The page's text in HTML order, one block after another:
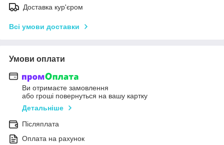
Доставка кур'єром
Всі умови доставки
Умови оплати
Ви отримаєте замовлення
або гроші повернуться на вашу картку
Детальніше
Післяплата
Оплата на рахунок